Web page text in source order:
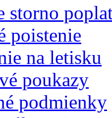
storno
poistenie
na letisku
poukazy
podmienky